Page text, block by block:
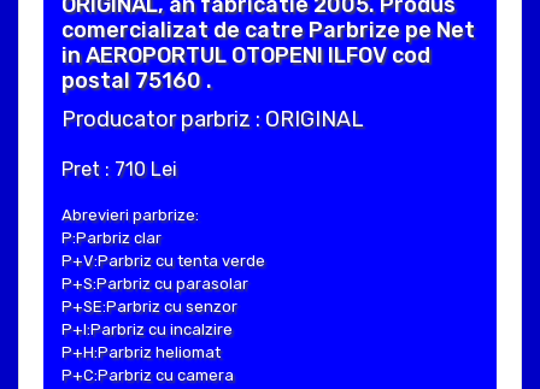
comercializat de catre Parbrize pe Net
in AEROPORTUL OTOPENI ILFOV cod
postal 75160 .
Producator parbriz : ORIGINAL
Pret : 710 Lei
Abrevieri parbrize:
P:Parbriz clar
P+V:Parbriz cu tenta verde
P+S:Parbriz cu parasolar
P+SE:Parbriz cu senzor
P+I:Parbriz cu incalzire
P+H:Parbriz heliomat
P+C:Parbriz cu camera